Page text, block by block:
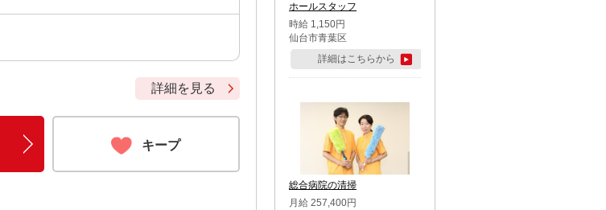
詳細を見る
キープ
ホールスタッフ
時給 1,150円
仙台市青葉区
詳細はこちらから
総合病院の清掃
月給 257,400円